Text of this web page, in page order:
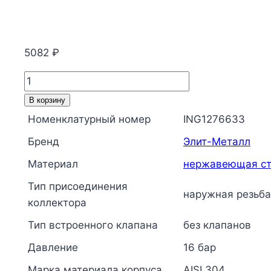
5082 ₽
Количество
товара
нержавеющая
сталь
Ду
3/4"
НР
на
9
В корзину
Номенклатурный номер
ING1276633
Бренд
Элит-Металл
Материал
нержавеющая
Тип присоединения
коллектора
наружная резьба
Тип встроенного клапана
без клапанов
Давление
16 бар